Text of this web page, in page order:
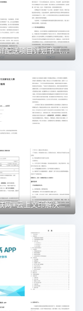
49 生鲜配送项目计划书（word＋ppt配套）创业计划书word模板
46 互联网+云上文印解决方案创业计划书（word＋ppt配套）创业计划书word模板